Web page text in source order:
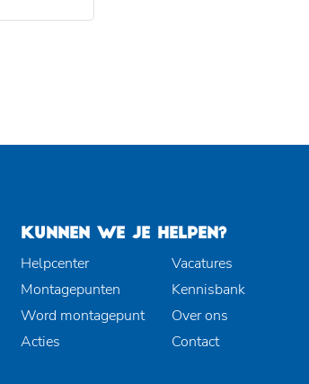
KUNNEN WE JE HELPEN?
Helpcenter
Montagepunten
Word montagepunt
Acties
Vacatures
Kennisbank
Over ons
Contact